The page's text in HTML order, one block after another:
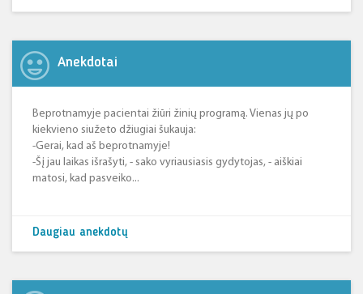
Anekdotai
Beprotnamyje pacientai žiūri žinių programą. Vienas jų po
kiekvieno siužeto džiugiai šukauja:
-Gerai, kad aš beprotnamyje!
-Šį jau laikas išrašyti, - sako vyriausiasis gydytojas, - aiškiai
matosi, kad pasveiko...
Daugiau anekdotų